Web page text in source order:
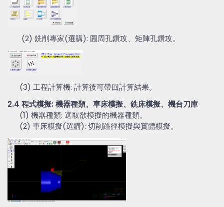
(2) 銑削專家(選購): 圓周孔鑽攻、矩陣孔鑽攻。
(3) 工程計算機: 計算後可帶回計算結果。
2.4 程式模擬: 機器種類、車床模擬、銑床模擬、機台刀庫
(1) 機器種類: 選取欲模擬的機器種類。
(2) 車床模擬(選購): 切削路徑模擬與實體模擬。